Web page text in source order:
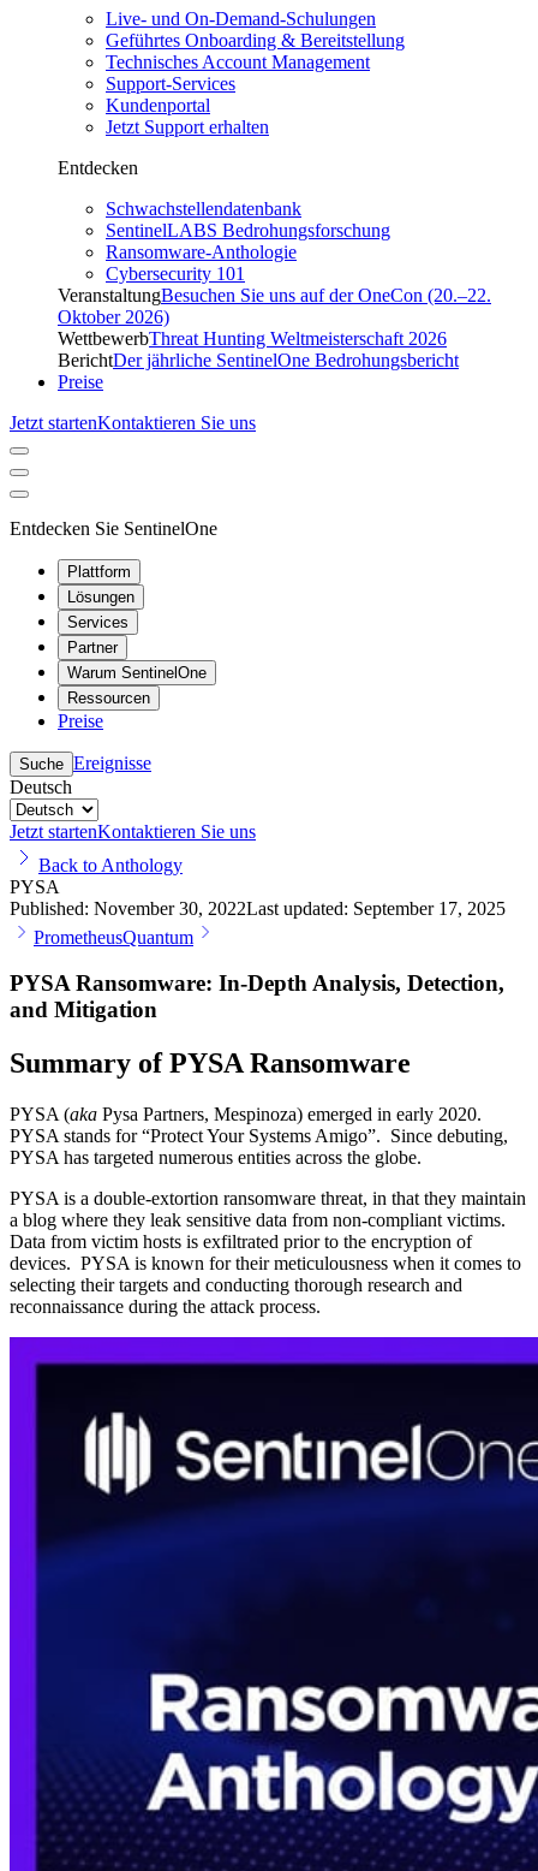
Live- und On-Demand-Schulungen
Geführtes Onboarding & Bereitstellung
Technisches Account Management
Support-Services
Kundenportal
Jetzt Support erhalten
Entdecken
Schwachstellendatenbank
SentinelLABS Bedrohungsforschung
Ransomware-Anthologie
Cybersecurity 101
VeranstaltungBesuchen Sie uns auf der OneCon (20.–22.
Oktober 2026)
WettbewerbThreat Hunting Weltmeisterschaft 2026
BerichtDer jährliche SentinelOne Bedrohungsbericht
Preise
Jetzt startenKontaktieren Sie uns
Entdecken Sie SentinelOne
Plattform
Lösungen
Services
Partner
Warum SentinelOne
Ressourcen
Preise
Suche Ereignisse
Deutsch
Jetzt startenKontaktieren Sie uns
Back to Anthology
PYSA
Published: November 30, 2022Last updated: September 17, 2025
PrometheusQuantum
PYSA Ransomware: In-Depth Analysis, Detection,
and Mitigation
Summary of PYSA Ransomware
PYSA (aka Pysa Partners, Mespinoza) emerged in early 2020.
PYSA stands for “Protect Your Systems Amigo”. Since debuting,
PYSA has targeted numerous entities across the globe.
PYSA is a double-extortion ransomware threat, in that they maintain
a blog where they leak sensitive data from non-compliant victims.
Data from victim hosts is exfiltrated prior to the encryption of
devices. PYSA is known for their meticulousness when it comes to
selecting their targets and conducting thorough research and
reconnaissance during the attack process.